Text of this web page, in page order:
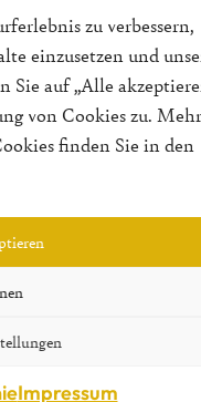
zu verbessern,
einzusetzen und
Sie auf „Alle
von Cookies zu. Mehr
finden Sie in den
Impressum
für neue bürgerliche